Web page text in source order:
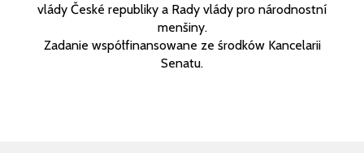
vlády České republiky a Rady vlády pro národnostní
menšiny.
Zadanie współfinansowane ze środków Kancelarii
Senatu.